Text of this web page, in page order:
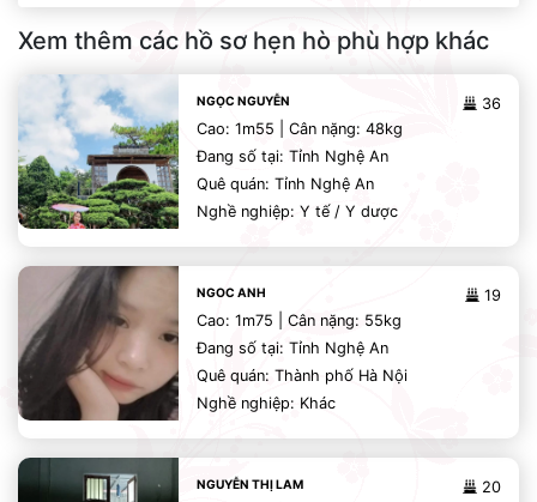
Xem thêm các hồ sơ hẹn hò phù hợp khác
36
NGỌC NGUYỄN
Cao: 1m55 | Cân nặng: 48kg
Đang số tại: Tỉnh Nghệ An
Quê quán: Tỉnh Nghệ An
Nghề nghiệp: Y tế / Y dược
19
NGOC ANH
Cao: 1m75 | Cân nặng: 55kg
Đang số tại: Tỉnh Nghệ An
Quê quán: Thành phố Hà Nội
Nghề nghiệp: Khác
20
NGUYỄN THỊ LAM